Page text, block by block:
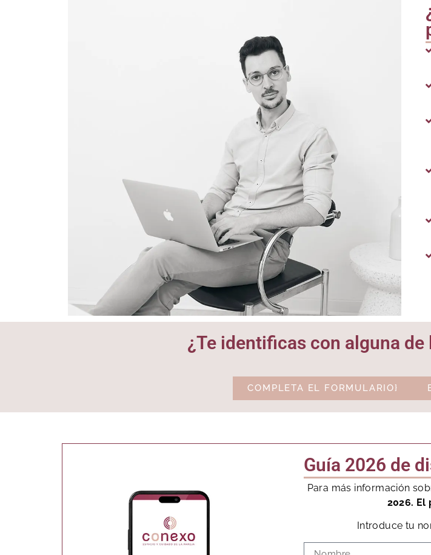
¿Te identificas con alguna
COMPLETA EL FORMULARIO}
Guía 2026 de
Para más información
2026. El
Introduce tu